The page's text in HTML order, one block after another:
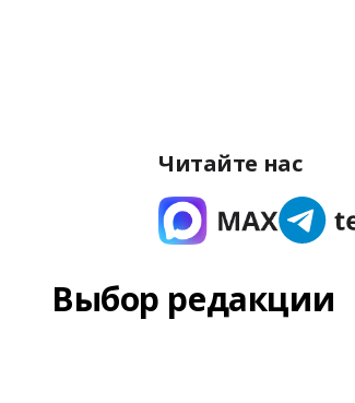
Читайте нас
Выбор редакции